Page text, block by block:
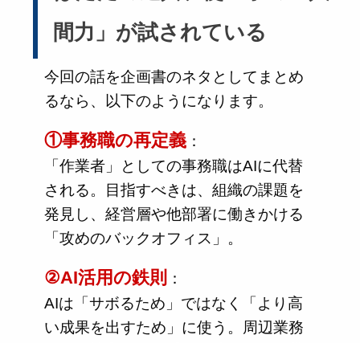
間力」が試されている
今回の話を企画書のネタとしてまとめ
るなら、以下のようになります。
①事務職の再定義 ：
「作業者」としての事務職はAIに代替
される。目指すべきは、組織の課題を
発見し、経営層や他部署に働きかける
「攻めのバックオフィス」。
②AI活用の鉄則
：
AIは「サボるため」ではなく「より高
い成果を出すため」に使う。周辺業務